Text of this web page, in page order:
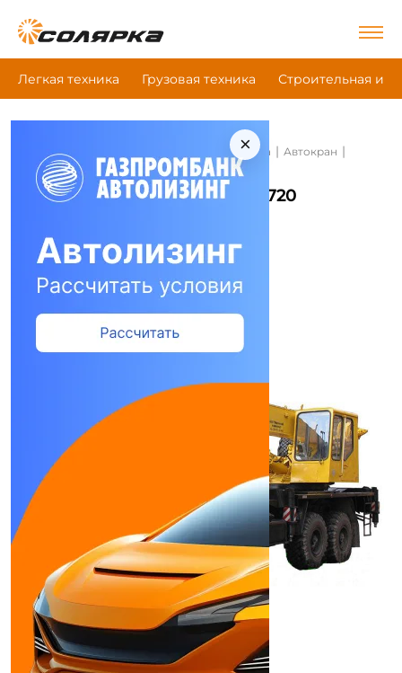
Легкая техника Грузовая техника Строительная и
×
Главная Строительная и дорожная техника | Автокран |
Юргинец Кс- 65720
Автокран Юргинец Кс- 65720